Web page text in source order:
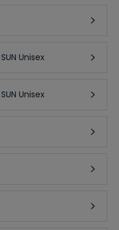
Unisex
Unisex